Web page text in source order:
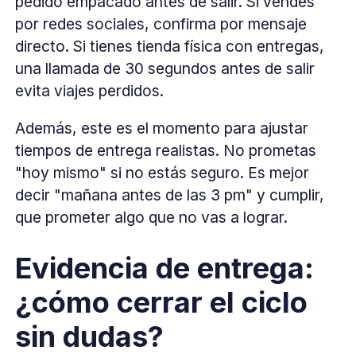
por redes sociales, confirma por mensaje
directo. Si tienes tienda física con entregas,
una llamada de 30 segundos antes de salir
evita viajes perdidos.
Además, este es el momento para ajustar
tiempos de entrega realistas. No prometas
"hoy mismo" si no estás seguro. Es mejor
decir "mañana antes de las 3 pm" y cumplir,
que prometer algo que no vas a lograr.
Evidencia de entrega:
¿cómo cerrar el ciclo
sin dudas?